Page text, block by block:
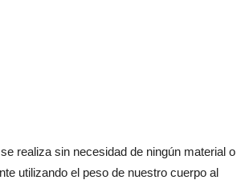
realiza sin necesidad de ningún material o
utilizando el peso de nuestro cuerpo al